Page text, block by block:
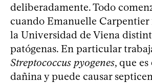
deliberadamente. Todo
cuando Emanuelle Carpentier
la Universidad de Viena
patógenas. En particular
Streptococcus pyogenes, que
dañina y puede causar